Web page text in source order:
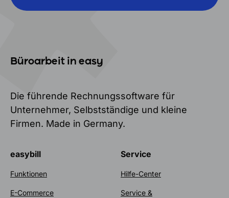
Büroarbeit in easy
Die führende Rechnungssoftware für
Unternehmer, Selbstständige und kleine
Firmen. Made in Germany.
easybill
Funktionen
E-Commerce
Service
Hilfe-Center
Service &